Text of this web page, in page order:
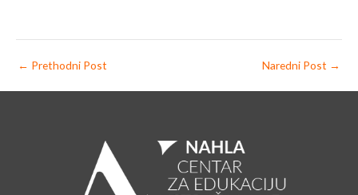
← Prethodni Post Naredni Post →